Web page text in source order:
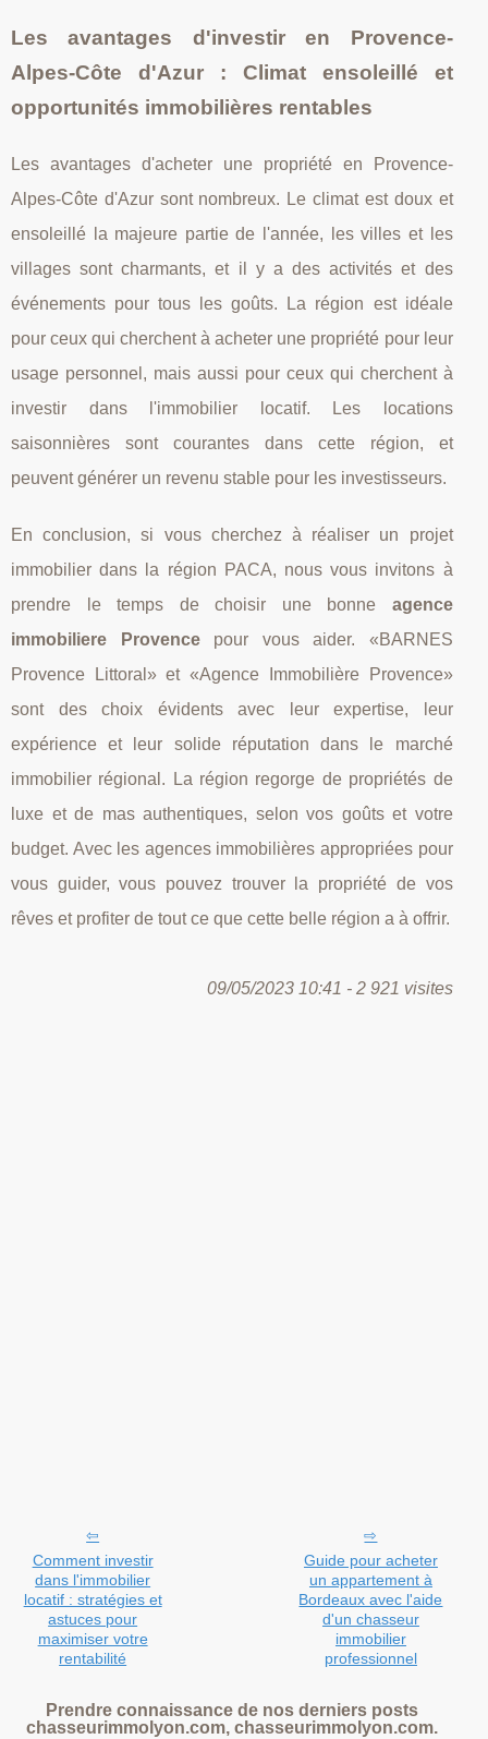
Les avantages d'investir en Provence-
Alpes-Côte d'Azur : Climat ensoleillé et
opportunités immobilières rentables
Les avantages d'acheter une propriété en Provence-
Alpes-Côte d'Azur sont nombreux. Le climat est doux et
ensoleillé la majeure partie de l'année, les villes et les
villages sont charmants, et il y a des activités et des
événements pour tous les goûts. La région est idéale
pour ceux qui cherchent à acheter une propriété pour leur
usage personnel, mais aussi pour ceux qui cherchent à
investir dans l'immobilier locatif. Les locations
saisonnières sont courantes dans cette région, et
peuvent générer un revenu stable pour les investisseurs.
En conclusion, si vous cherchez à réaliser un projet
immobilier dans la région PACA, nous vous invitons à
prendre le temps de choisir une bonne agence
immobiliere Provencepour vous aider. «BARNES
Provence Littoral» et «Agence Immobilière Provence»
sont des choix évidents avec leur expertise, leur
expérience et leur solide réputation dans le marché
immobilier régional. La région regorge de propriétés de
luxe et de mas authentiques, selon vos goûts et votre
budget. Avec les agences immobilières appropriées pour
vous guider, vous pouvez trouver la propriété de vos
rêves et profiter de tout ce que cette belle région a à offrir.
09/05/2023 10:41 - 2 921 visites
Comment investir
dans l'immobilier
locatif : stratégies et
astuces pour
maximiser votre
rentabilité
Guide pour acheter
un appartement à
Bordeaux avec l'aide
d'un chasseur
immobilier
professionnel
Prendre connaissance de nos derniers posts
chasseurimmolyon.com, chasseurimmolyon.com.